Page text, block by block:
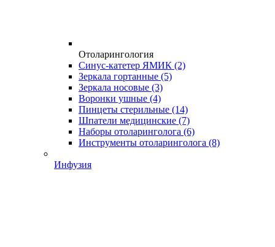
Отоларингология
Синус-катетер ЯМИК (2)
Зеркала гортанные (5)
Зеркала носовые (3)
Воронки ушные (4)
Пинцеты стерильные (14)
Шпатели медицинские (7)
Наборы отоларинголога (6)
Инструменты отоларинголога (8)
Инфузия